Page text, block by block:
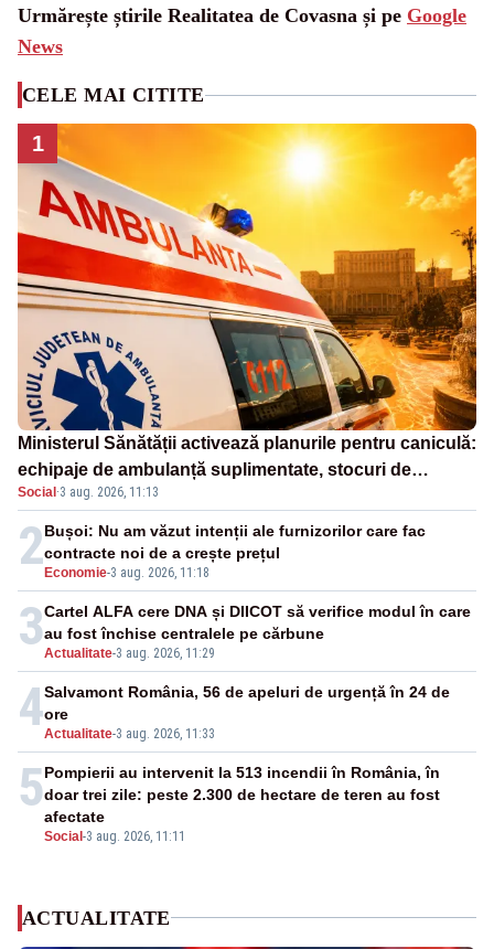
Urmărește știrile Realitatea de Covasna și pe Google
News
CELE MAI CITITE
1
Ministerul Sănătății activează planurile pentru caniculă:
echipaje de ambulanță suplimentate, stocuri de
medicamente verificate și puncte de apă în spațiile
publice
Social ·3 aug. 2026, 11:13
2 Economie-3 aug. 2026, 11:18
Bușoi: Nu am văzut intenții ale furnizorilor care fac
contracte noi de a crește prețul
3Actualitate-3 aug. 2026, 11:29
Cartel ALFA cere DNA și DIICOT să verifice modul în care
au fost închise centralele pe cărbune
4Actualitate-3 aug. 2026, 11:33
Salvamont România, 56 de apeluri de urgență în 24 de
ore
5
Social -3 aug. 2026, 11:11
Pompierii au intervenit la 513 incendii în România, în
doar trei zile: peste 2.300 de hectare de teren au fost
afectate
ACTUALITATE